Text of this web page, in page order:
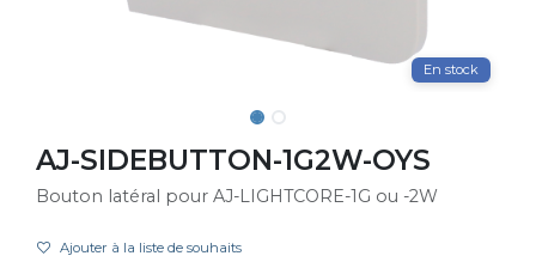
En stock
AJ-SIDEBUTTON-1G2W-OYS
Bouton latéral pour AJ-LIGHTCORE-1G ou -2W
Ajouter à la liste de souhaits